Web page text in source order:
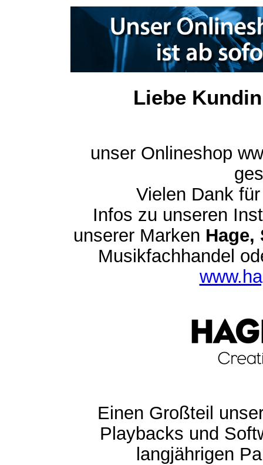
Liebe
unser Onlineshop
Vielen Dank
Infos zu unseren
unserer Marken Hage,
Musikfachhandel
Einen Großteil
Playbacks und
langjährigen